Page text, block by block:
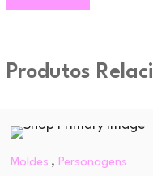
Produtos
Moldes , Personagens